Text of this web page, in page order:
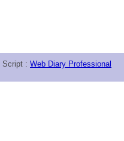
Script : Web Diary Professional